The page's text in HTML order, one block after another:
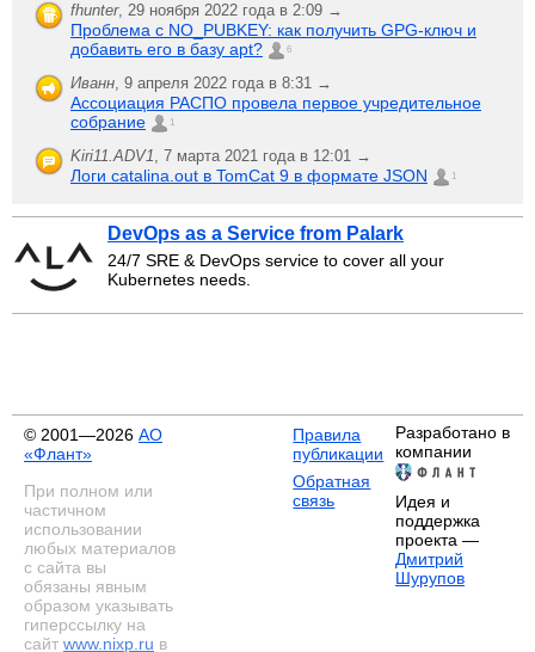
fhunter, 29 ноября 2022 года в 2:09 →
Проблема с NO_PUBKEY: как получить GPG-ключ и
добавить его в базу apt?
6
Иванн, 9 апреля 2022 года в 8:31 →
Ассоциация РАСПО провела первое учредительное
собрание
1
Kiri11.ADV1, 7 марта 2021 года в 12:01 →
Логи catalina.out в TomCat 9 в формате JSON 1
DevOps as a Service from Palark
24/7 SRE & DevOps service to cover all your
Kubernetes needs.
© 2001—2026 АО
«Флант»
При полном или
частичном
использовании
любых материалов
с сайта вы
обязаны явным
образом указывать
гиперссылку на
сайт www.nixp.ru в
Правила
публикации
Обратная
связь
Разработано в
компании
Идея и
поддержка
проекта —
Дмитрий
Шурупов